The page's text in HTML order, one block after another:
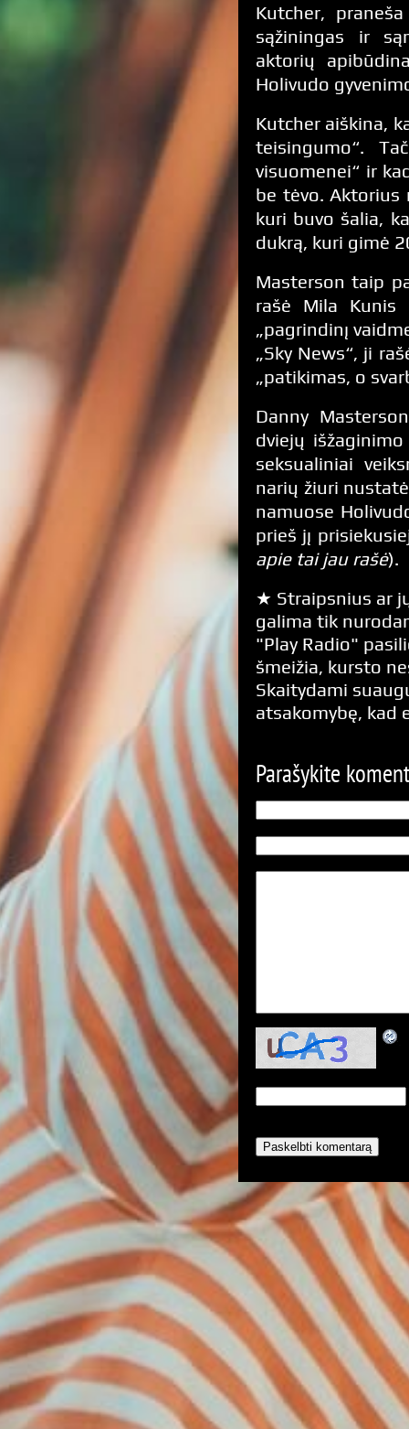
Kutcher,
sąžiningas ir
aktorių
Holivudo
Kutcher aiškina,
teisingumo“.
visuomenei“ ir
be tėvo. Aktorius
kuri buvo šalia,
dukrą, kuri gimė
Masterson taip
rašė Mila
„pagrindinį
„Sky News“, ji
„patikimas, o
Danny
dviejų
seksualiniai
narių žiuri
namuose
prieš jį
apie tai jau rašė).
★ Straipsnius ar
galima tik
"Play Radio"
šmeižia, kursto
Skaitydami
atsakomybę, kad
Parašykite